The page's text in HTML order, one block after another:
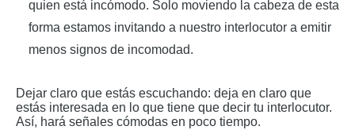
quien está incómodo. Solo moviendo la cabeza de esta
forma estamos invitando a nuestro interlocutor a emitir
menos signos de incomodad.
Dejar claro que estás escuchando: deja en claro que
estás interesada en lo que tiene que decir tu interlocutor.
Así, hará señales cómodas en poco tiempo.